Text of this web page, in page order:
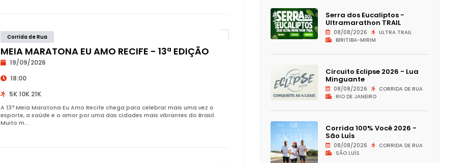
Corrida de Rua
MEIA MARATONA EU AMO RECIFE - 13ª EDIÇÃO
19/09/2026
18:00
5K 10K 21K
A 13ª Meia Maratona Eu Amo Recife chega para celebrar mais uma vez o
esporte, a saúde e o amor por uma das cidades mais vibrantes do Brasil.
Muito m...
Serra dos Eucaliptos -
Ultramarathon TRAIL
08/08/2026
ULTRA TRAIL
BIRITIBA-MIRIM
Circuito Eclipse 2026 - Lua
Minguante
08/08/2026
CORRIDA DE RUA
RIO DE JANEIRO
Corrida 100% Você 2026 -
São Luís
08/08/2026
CORRIDA DE RUA
SÃO LUÍS